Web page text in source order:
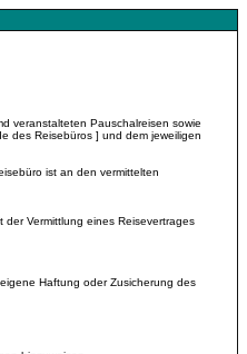
veranstalteten Pauschalreisen sowie
des Reisebüros ] und dem jeweiligen
ist an den vermittelten
Vermittlung eines Reisevertrages
Haftung oder Zusicherung des